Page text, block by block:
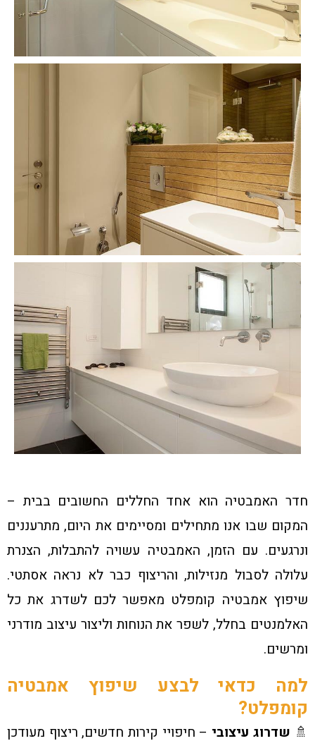
חדר האמבטיה הוא אחד החללים החשובים בבית –
המקום שבו אנו מתחילים ומסיימים את היום, מתרעננים
ונרגעים. עם הזמן, האמבטיה עשויה להתבלות, הצנרת
עלולה לסבול מנזילות, והריצוף כבר לא נראה אסתטי.
שיפוץ אמבטיה קומפלט מאפשר לכם לשדרג את כל
האלמנטים בחלל, לשפר את הנוחות וליצור עיצוב מודרני
ומרשים.
למה כדאי לבצע שיפוץ אמבטיה
קומפלט?
🚿 שדרוג עיצובי – חיפויי קירות חדשים, ריצוף מעודכן